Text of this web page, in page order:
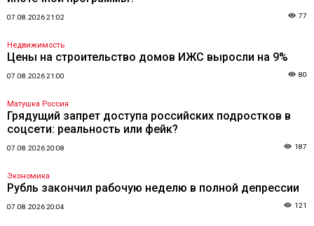
07.08.2026 21:02 77
Недвижимость
Цены на строительство домов ИЖС выросли на 9%
07.08.2026 21:00 80
Матушка Россия
Грядущий запрет доступа российских подростков в
соцсети: реальность или фейк?
07.08.2026 20:08 187
Экономика
Рубль закончил рабочую неделю в полной депрессии
07.08.2026 20:04 121